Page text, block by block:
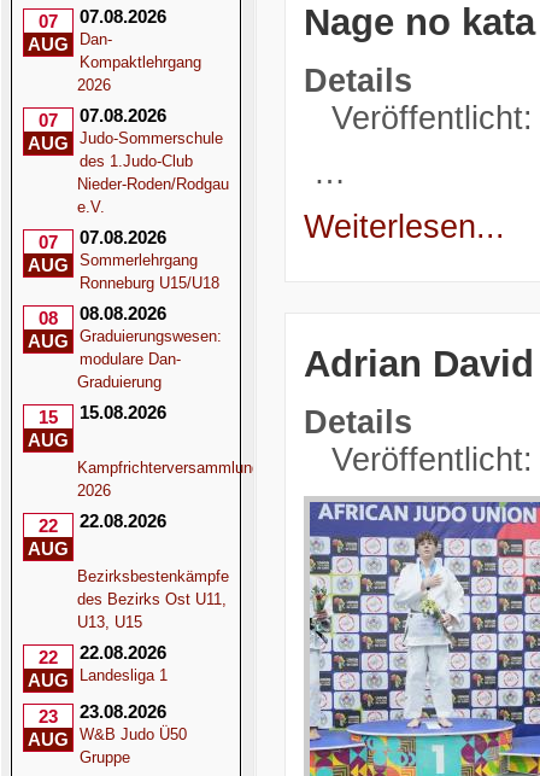
07
AUG
07.08.2026
Dan-
Kompaktlehrgang
2026
07
AUG
07.08.2026
Judo-Sommerschule
des 1.Judo-Club
Nieder-Roden/Rodgau
e.V.
07
AUG
07.08.2026
Sommerlehrgang
Ronneburg U15/U18
08
AUG
08.08.2026
Graduierungswesen:
modulare Dan-
Graduierung
15
AUG
15.08.2026
Kampfrichterversammlung
2026
22
AUG
22.08.2026
Bezirksbestenkämpfe
des Bezirks Ost U11,
U13, U15
22
AUG
22.08.2026
Landesliga 1
23
AUG
23.08.2026
W&B Judo Ü50
Gruppe
Nage no
Details
…
Weiterlesen...
Adrian
Details